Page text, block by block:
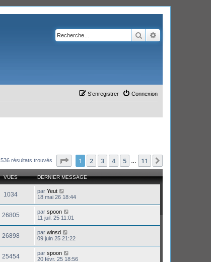
Rechercher
Connexion
S’enregistrer
536 résultats trouvés Page sur11
1 2 3 4 5 11
VUES DERNIER MESSAGE
1034 par Yeut
18 mai 26 18:44
26805 par spoon
11 juil. 25 11:01
26898 par winsd
09 juin 25 21:22
25454 par spoon
20 févr. 25 18:56